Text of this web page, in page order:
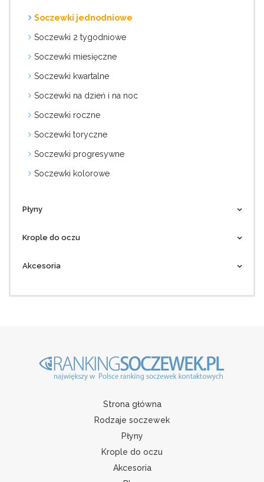
Soczewki jednodniowe
Soczewki 2 tygodniowe
Soczewki miesięczne
Soczewki kwartalne
Soczewki na dzień i na noc
Soczewki roczne
Soczewki toryczne
Soczewki progresywne
Soczewki kolorowe
Płyny
Krople do oczu
Akcesoria
Strona główna
Rodzaje soczewek
Płyny
Krople do oczu
Akcesoria